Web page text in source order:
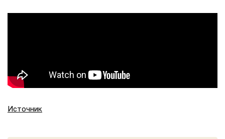
Источник